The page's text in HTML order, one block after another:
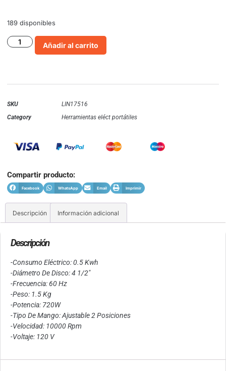
189 disponibles
Añadir al carrito
SKU
LIN17516
Category
Herramientas eléct portátiles
Compartir producto:
Facebook WhatsApp Email Imprimir
Descripción Información adicional
Descripción
-Consumo Eléctrico: 0.5 Kwh
-Diámetro De Disco: 4 1/2″
-Frecuencia: 60 Hz
-Peso: 1.5 Kg
-Potencia: 720W
-Tipo De Mango: Ajustable 2 Posiciones
-Velocidad: 10000 Rpm
-Voltaje: 120 V